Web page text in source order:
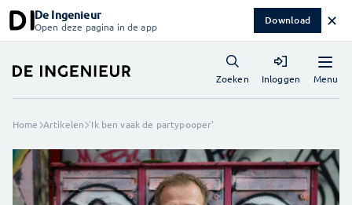
De Ingenieur
Open deze pagina in de app Download ✕
Menu
Zoeken Inloggen
Home Artikelen 'Ik ben vaak de partypooper'